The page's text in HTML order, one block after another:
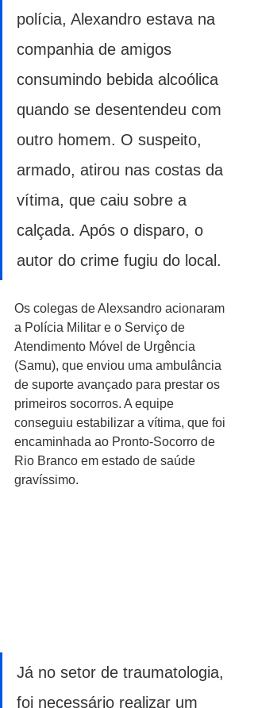
polícia, Alexandro estava na
companhia de amigos
consumindo bebida alcoólica
quando se desentendeu com
outro homem. O suspeito,
armado, atirou nas costas da
vítima, que caiu sobre a
calçada. Após o disparo, o
autor do crime fugiu do local.
Os colegas de Alexsandro acionaram
a Polícia Militar e o Serviço de
Atendimento Móvel de Urgência
(Samu), que enviou uma ambulância
de suporte avançado para prestar os
primeiros socorros. A equipe
conseguiu estabilizar a vítima, que foi
encaminhada ao Pronto-Socorro de
Rio Branco em estado de saúde
gravíssimo.
Já no setor de traumatologia,
foi necessário realizar um